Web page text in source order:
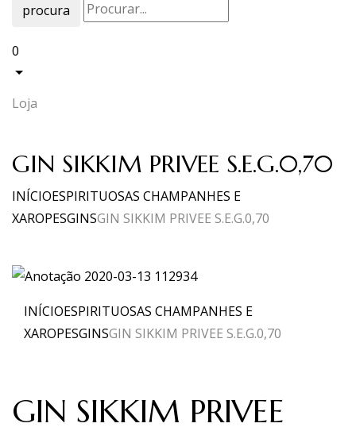
procura
0
Loja
GIN SIKKIM PRIVEE S.E.G.0,70
INÍCIOESPIRITUOSAS CHAMPANHES E
XAROPESGINSGIN SIKKIM PRIVEE S.E.G.0,70
INÍCIOESPIRITUOSAS CHAMPANHES E
XAROPESGINSGIN SIKKIM PRIVEE S.E.G.0,70
GIN SIKKIM PRIVEE